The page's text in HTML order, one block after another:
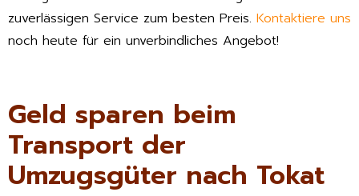
zuverlässigen Service zum besten Preis. Kontaktiere uns
noch heute für ein unverbindliches Angebot!
Geld sparen beim
Transport der
Umzugsgüter nach Tokat